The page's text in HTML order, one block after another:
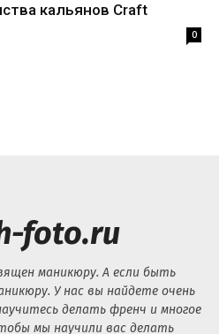
кальянов Craft
0
foto.ru
маникюру. А если быть
У нас вы найдете очень
делать френч и многое
мы научили вас делать